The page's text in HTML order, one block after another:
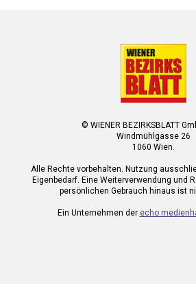
© WIENER BEZIRKSBLATT
Windmühlgasse 26
1060 Wien.
Alle Rechte vorbehalten. Nutzung
Eigenbedarf. Eine Weiterverwendung und
persönlichen Gebrauch hinaus ist
Ein Unternehmen der echo